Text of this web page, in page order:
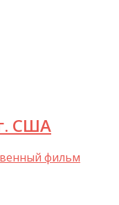
США
фильм